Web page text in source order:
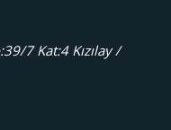
7 Kat:4 Kızılay /